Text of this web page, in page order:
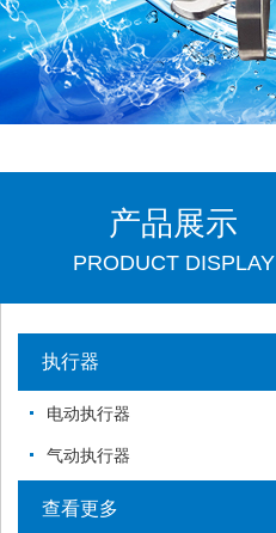
产品展示
PRODUCT DISPLAY
执行器
电动执行器
气动执行器
查看更多